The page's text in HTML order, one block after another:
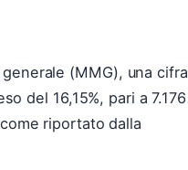
(MMG), una cifra
del 16,15%, pari a 7.176
riportato dalla